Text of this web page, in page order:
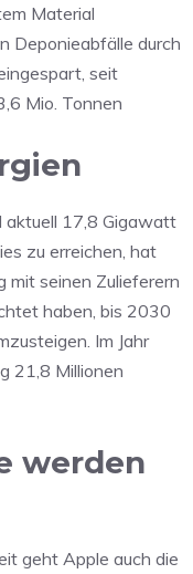
Material
Deponieabfälle durch
seit
Mio. Tonnen
17,8 Gigawatt
zu erreichen, hat
mit seinen Zulieferern
haben, bis 2030
Im Jahr
21,8 Millionen
werden
geht Apple auch die